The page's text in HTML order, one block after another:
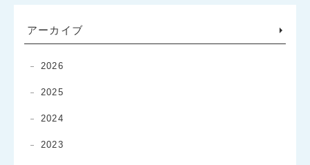
アーカイブ
2026
2025
2024
2023